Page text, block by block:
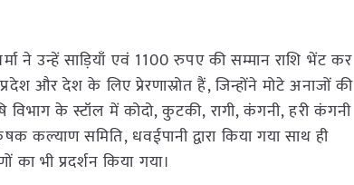
ने उन्हें साड़ियाँ एवं 1100 रुपए की सम्मान राशि भेंट कर
और देश के लिए प्रेरणास्रोत हैं, जिन्होंने मोटे अनाजों की
विभाग के स्टॉल में कोदो, कुटकी, रागी, कंगनी, हरी कंगनी
कल्याण समिति, धवईपानी द्वारा किया गया साथ ही
भी प्रदर्शन किया गया।